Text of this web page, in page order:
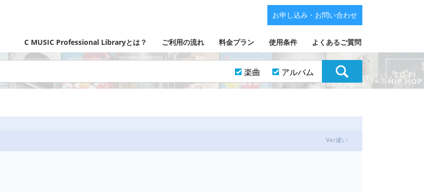
C MUSIC Professional Libraryとは？ ご利用の流れ 料金プラン 使用条件 よくあるご質問
お申し込み・お問い合わせ
楽曲 アルバム
Ver違い